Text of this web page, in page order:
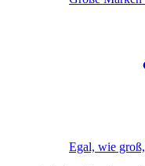
Egal, wie